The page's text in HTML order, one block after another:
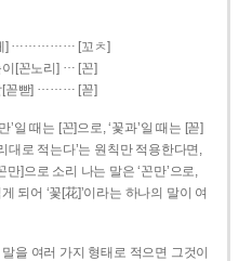
] …………… [꼬ㅊ]
[꼰노리] … [꼰]
꼳빧] ……… [꼳]
’일 때는 [꼰]으로, ‘꽃과’일 때는 [꼳]
대로 적는다’는 원칙만 적용한다면,
만]으로 소리 나는 말은 ‘꼰만’으로,
되어 ‘꽃[花]’이라는 하나의 말이 여
을 여러 가지 형태로 적으면 그것이